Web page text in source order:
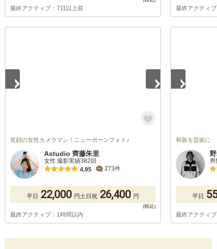
最終アクティブ：7日以上前 最終アクティ
笑顔の女性カメラマン！ニューボーンフォト♪
Astudio 齊藤朱里
女性 撮影実績382回
4.95
273件
平日 22,000 円土日祝 26,400 円
最終アクティブ：1時間以内
和装を芸術に
平日
最終アクティ